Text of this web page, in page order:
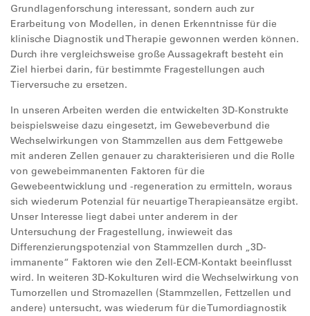
Grundlagenforschung interessant, sondern auch zur
Erarbeitung von Modellen, in denen Erkenntnisse für die
klinische Diagnostik und Therapie gewonnen werden können.
Durch ihre vergleichsweise große Aussagekraft besteht ein
Ziel hierbei darin, für bestimmte Fragestellungen auch
Tierversuche zu ersetzen.
In unseren Arbeiten werden die entwickelten 3D-Konstrukte
beispielsweise dazu eingesetzt, im Gewebeverbund die
Wechselwirkungen von Stammzellen aus dem Fettgewebe
mit anderen Zellen genauer zu charakterisieren und die Rolle
von gewebeimmanenten Faktoren für die
Gewebeentwicklung und -regeneration zu ermitteln, woraus
sich wiederum Potenzial für neuartige Therapieansätze ergibt.
Unser Interesse liegt dabei unter anderem in der
Untersuchung der Fragestellung, inwieweit das
Differenzierungspotenzial von Stammzellen durch „3D-
immanente“ Faktoren wie den Zell-ECM-Kontakt beeinflusst
wird. In weiteren 3D-Kokulturen wird die Wechselwirkung von
Tumorzellen und Stromazellen (Stammzellen, Fettzellen und
andere) untersucht, was wiederum für die Tumordiagnostik